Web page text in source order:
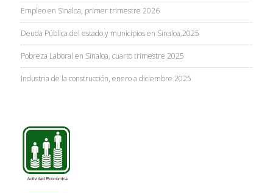
Empleo en Sinaloa, primer trimestre 2026
Deuda Pública del estado y municipios en Sinaloa,2025
Pobreza Laboral en Sinaloa, cuarto trimestre 2025
Industria de la construcción, enero a diciembre 2025